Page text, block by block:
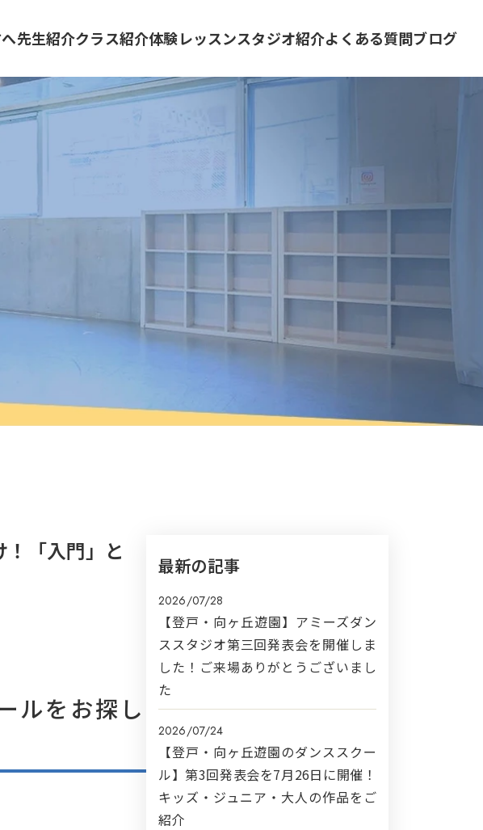
先生紹介クラス紹介体験レッスンスタジオ紹介よくある質問ブログ
！「入門」と
ルをお探し
最新の記事
2026/07/28
【登戸・向ヶ丘遊園】アミーズダン
ススタジオ第三回発表会を開催しま
した！ご来場ありがとうございまし
た
2026/07/24
【登戸・向ヶ丘遊園のダンススクー
ル】第3回発表会を7月26日に開催！
キッズ・ジュニア・大人の作品をご
紹介